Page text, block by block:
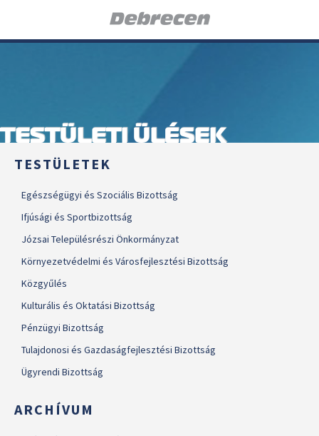
TESTÜLETI ÜLÉSEK
TESTÜLETEK
Egészségügyi és Szociális Bizottság
Ifjúsági és Sportbizottság
Józsai Településrészi Önkormányzat
Környezetvédelmi és Városfejlesztési Bizottság
Közgyűlés
Kulturális és Oktatási Bizottság
Pénzügyi Bizottság
Tulajdonosi és Gazdaságfejlesztési Bizottság
Ügyrendi Bizottság
ARCHÍVUM